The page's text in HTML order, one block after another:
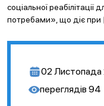
соціальної
потребами», що діє при
02 Листопада
переглядів 94